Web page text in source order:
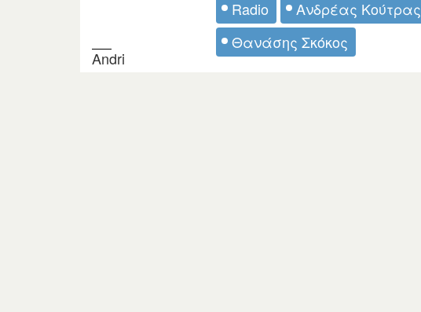
Radio Ανδρέας Κούτρας
Θανάσης Σκόκος
Andri